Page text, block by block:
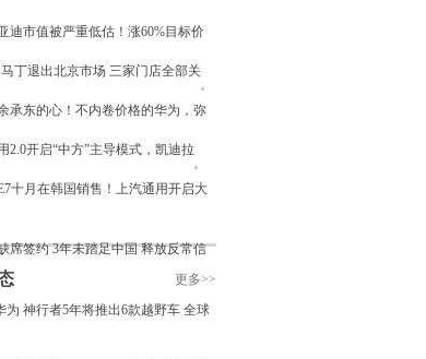
迪市值被严重低估！涨60%目标价
马丁退出北京市场 三家门店全部关
承东的心！不内卷价格的华为，弥
2.0开启“中方”主导模式，凯迪拉
十月在韩国销售！上汽通用开启大
席签约 3年未踏足中国 释放反常信
更多>>
为 神行者5年将推出6款越野车 全球